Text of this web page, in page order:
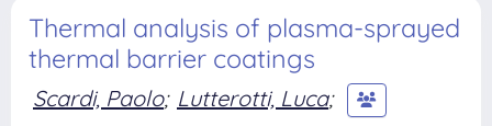
Thermal analysis of plasma-sprayed
thermal barrier coatings
Scardi, Paolo; Lutterotti, Luca;